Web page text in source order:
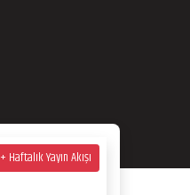
+ Haftalık Yayın Akışı